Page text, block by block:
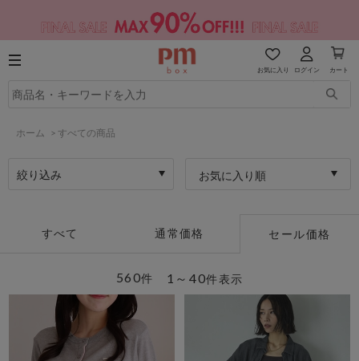
お気に入り ログイン カート
ホーム > すべての商品
絞り込み お気に入り順
すべて 通常価格 セール価格
1～40件表示
560件